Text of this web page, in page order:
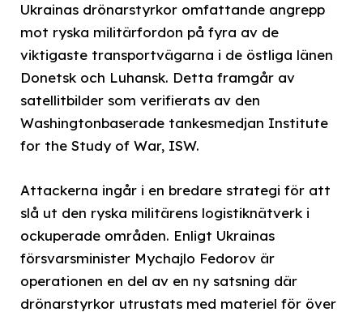
Ukrainas drönarstyrkor omfattande angrepp
mot ryska militärfordon på fyra av de
viktigaste transportvägarna i de östliga länen
Donetsk och Luhansk. Detta framgår av
satellitbilder som verifierats av den
Washingtonbaserade tankesmedjan Institute
for the Study of War, ISW.
Attackerna ingår i en bredare strategi för att
slå ut den ryska militärens logistiknätverk i
ockuperade områden. Enligt Ukrainas
försvarsminister Mychajlo Fedorov är
operationen en del av en ny satsning där
drönarstyrkor utrustats med materiel för över